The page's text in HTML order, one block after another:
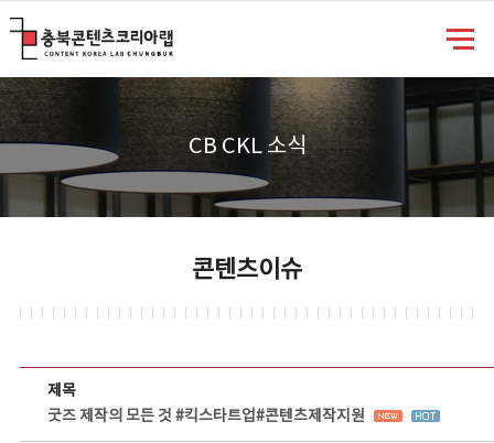
CB CKL 소식
콘텐츠이슈
제목
굿즈 제작의 모든 것 #킥스타트업#콘텐츠제작지원